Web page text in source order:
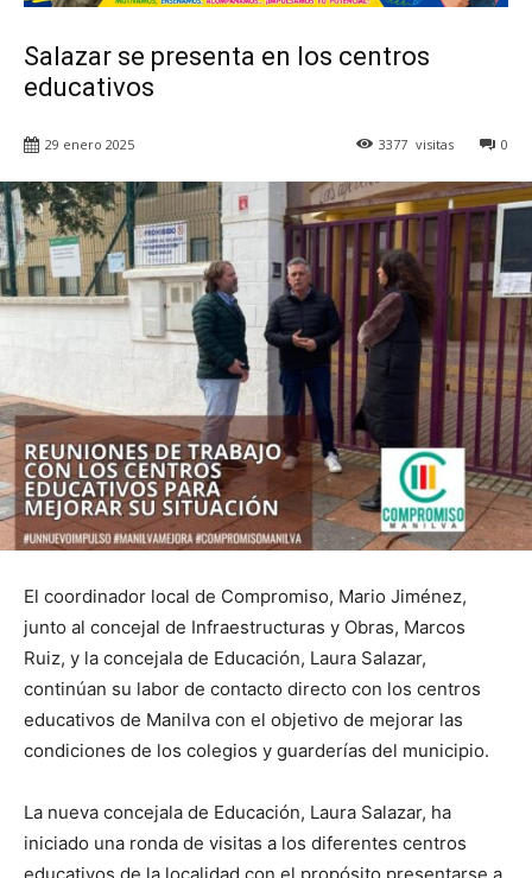
Salazar se presenta en los centros
educativos
29 enero 2025 0
3377 visitas
El coordinador local de Compromiso, Mario Jiménez,
junto al concejal de Infraestructuras y Obras, Marcos
Ruiz, y la concejala de Educación, Laura Salazar,
continúan su labor de contacto directo con los centros
educativos de Manilva con el objetivo de mejorar las
condiciones de los colegios y guarderías del municipio.
La nueva concejala de Educación, Laura Salazar, ha
iniciado una ronda de visitas a los diferentes centros